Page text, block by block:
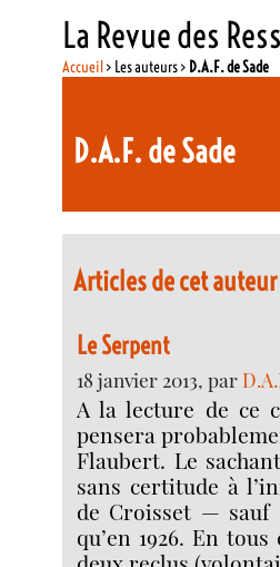
La Revue des
Accueil> Les auteurs > D.A.F. de Sade
D.A.F. de Sade
Articles de cet
Le Serpent
18 janvier 2013, par
A la lecture de ce
pensera
Flaubert. Le
sans certitude à
de Croisset — sauf
qu’en 1926. En